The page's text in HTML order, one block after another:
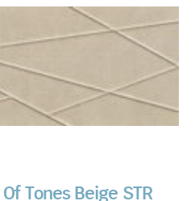
Tones Beige STR